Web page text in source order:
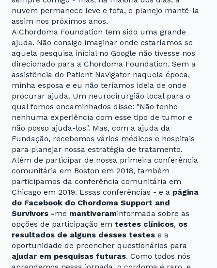
nuvem permanece leve e fofa, e planejo mantê-la
assim nos próximos anos.
A Chordoma Foundation tem sido uma grande
ajuda. Não consigo imaginar onde estaríamos se
aquela pesquisa inicial no Google não tivesse nos
direcionado para a Chordoma Foundation. Sem a
assistência do Patient Navigator naquela época,
minha esposa e eu não teríamos ideia de onde
procurar ajuda. Um neurocirurgião local para o
qual fomos encaminhados disse: "Não tenho
nenhuma experiência com esse tipo de tumor e
não posso ajudá-los". Mas, com a ajuda da
Fundação, recebemos vários médicos e hospitais
para planejar nossa estratégia de tratamento.
Além de participar de nossa primeira conferência
comunitária em Boston em 2018, também
participamos da conferência comunitária em
Chicago em 2019. Essas conferências - e a página
do Facebook do Chordoma Support and
Survivors -me mantiveraminformada sobre as
opções de participação em testes clínicos, os
resultados de alguns desses testes e a
oportunidade de preencher questionários para
ajudar em pesquisas futuras. Como todos nós